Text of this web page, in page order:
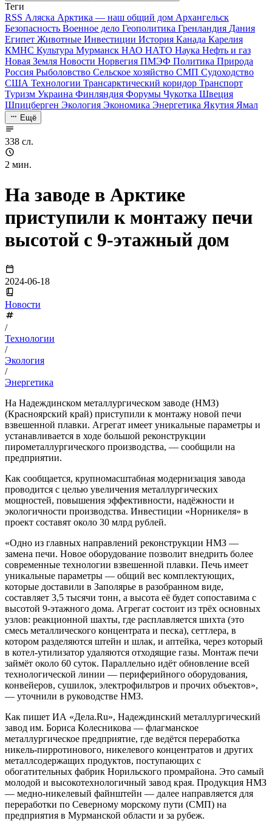
Теги
RSS Аляска Арктика — наш общий дом Архангельск
Безопасность Военное дело Геополитика Гренландия Дания
Египет Животные Инвестиции История Канада Карелия
КМНС Культура Мурманск НАО НАТО Наука Нефть и газ
Новая Земля Новости Норвегия ПМЭФ Политика Природа
Россия Рыболовство Сельское хозяйство СМП Судоходство
США Технологии Трансарктический коридор Транспорт
Туризм Украина Финляндия Форумы Чукотка Швеция
Шпицберген Экология Экономика Энергетика Якутия Ямал
Ещё
338 сл.
2 мин.
На заводе в Арктике
приступили к монтажу печи
высотой с 9‑этажный дом
2024-06-18
Новости
/
Технологии
/
Экология
/
Энергетика
На Надеждинском металлургическом заводе (НМЗ)
(Красноярский край) приступили к монтажу новой печи
взвешенной плавки. Агрегат имеет уникальные параметры и
устанавливается в ходе большой реконструкции
пирометаллургического производства, — сообщили на
предприятии.
Как сообщается, крупномасштабная модернизация завода
проводится с целью увеличения металлургических
мощностей, повышения эффективности, надёжности и
экологичности производства. Инвестиции «Норникеля» в
проект составят около 30 млрд рублей.
«Одно из главных направлений реконструкции НМЗ —
замена печи. Новое оборудование позволит внедрить более
современные технологии взвешенной плавки. Печь имеет
уникальные параметры — общий вес комплектующих,
которые доставили в Заполярье в разобранном виде,
составляет 3,5 тысячи тонн, а высота её будет сопоставима с
высотой 9-этажного дома. Агрегат состоит из трёх основных
узлов: реакционной шахты, где расплавляется шихта (это
смесь металлического концентрата и песка), сеттлера, в
котором разделяются штейн и шлак, и аптейка, через который
в котел-утилизатор удаляются отходящие газы. Монтаж печи
займёт около 60 суток. Параллельно идёт обновление всей
технологической линии — периферийного оборудования,
конвейеров, сушилок, электрофильтров и прочих объектов»,
— уточнили в руководстве НМЗ.
Как пишет ИА «Дела.Ru», Надеждинский металлургический
завод им. Бориса Колесникова — флагманское
металлургическое предприятие, где ведётся переработка
никель-пирротинового, никелевого концентратов и других
металлсодержащих продуктов, поступающих с
обогатительных фабрик Норильского промрайона. Это самый
молодой и высокотехнологичный завод края. Продукция НМЗ
— медно-никелевый файнштейн — далее направляется для
переработки по Северному морскому пути (СМП) на
предприятия в Мурманской области и за рубеж.